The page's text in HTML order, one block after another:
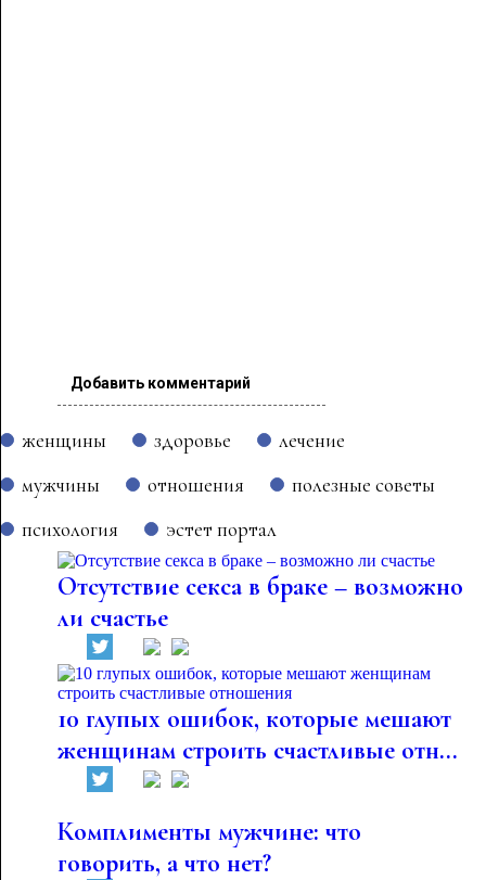
Добавить комментарий
женщины здоровье
лечение
мужчины
отношения
полезные советы
психология
эстет портал
Отсутствие секса в браке – возможно
ли счастье
10 глупых ошибок, которые мешают
женщинам строить счастливые отн...
Комплименты мужчине: что
говорить, а что нет?